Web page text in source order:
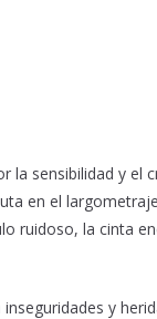
la sensibilidad y
en el
ruidoso, la cinta
y